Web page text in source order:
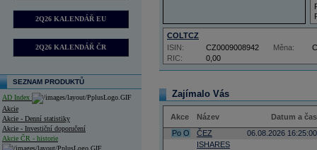
2Q26 KALENDÁŘ EU
2Q26 KALENDÁŘ ČR
SEZNAM PRODUKTŮ
AD Index
Akcie
Akcie - Denní statistiky
Akcie - Investiční doporučení
Akcie ČR - historie
COLTCZ
RIC: 0,00
ISIN: CZ0009008942 Měna:
Zajímalo Vás
Akce Název
Datum a čas
Po O ČEZ 06.08.2026 16:25:00
ISHARES